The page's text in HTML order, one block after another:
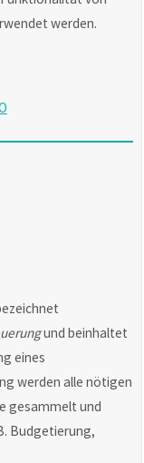
werden.
und beinhaltet
eines
werden alle nötigen
gesammelt und
Budgetierung,